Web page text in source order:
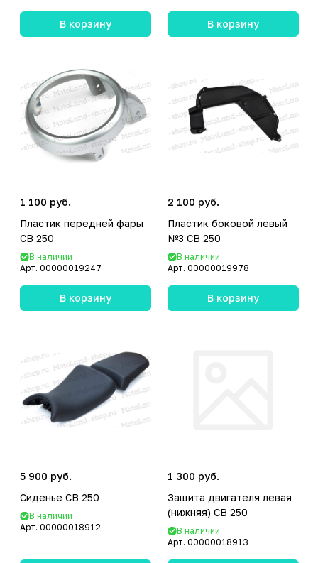
В корзину В корзину
1 100 руб.
Пластик передней фары
CB 250
В наличии
Арт. 00000019247
В корзину
2 100 руб.
Пластик боковой левый
№3 CB 250
В наличии
Арт. 00000019978
В корзину
5 900 руб.
Сиденье CB 250
В наличии
Арт. 00000018912
1 300 руб.
Защита двигателя левая
(нижняя) CB 250
В наличии
Арт. 00000018913